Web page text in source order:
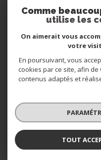
Cookies
© 2026 | Tous droits réservés
Réalisé par
Comme
utilise les
On aimerait vous
votre
En poursuivant, vous
cookies par ce site, afin
contenus adaptés et
TOUT